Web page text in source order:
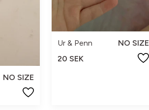
NO SIZE
Ur & Penn
NO SIZE
20 SEK